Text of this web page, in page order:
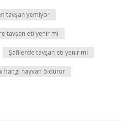
tavşan yemiyor
tavşan eti yenir mi
Şafilerde tavşan eti yenir mi
hangi hayvan öldürür